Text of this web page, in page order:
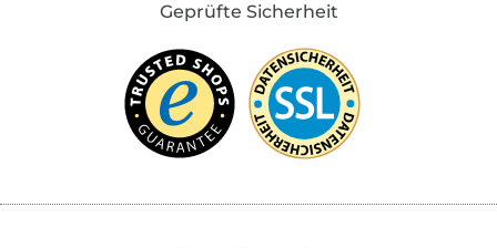
Geprüfte Sicherheit